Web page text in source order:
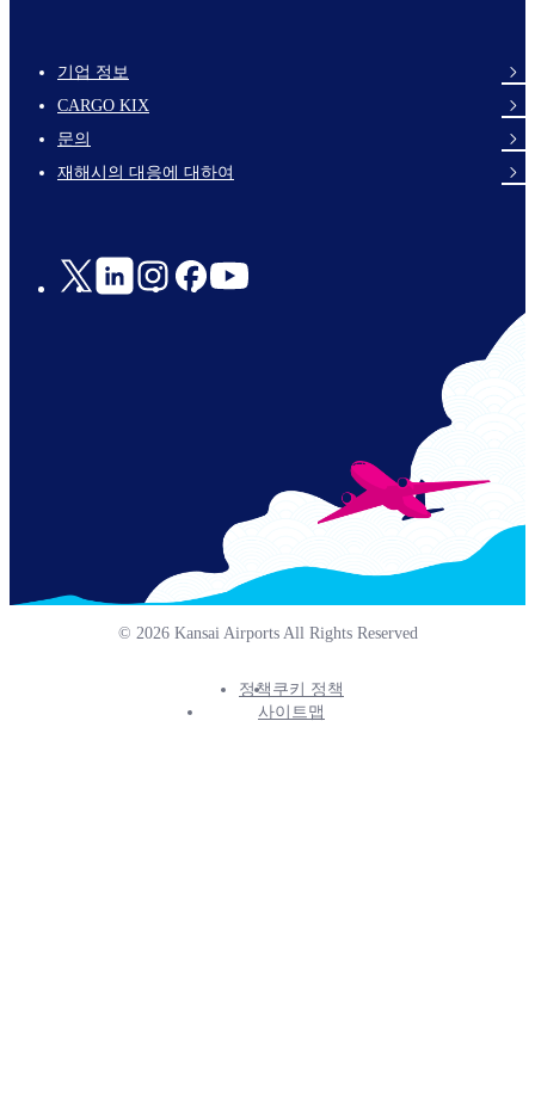
footer-
links-
en-
기업 정보
CARGO KIX
문의
재해시의 대응에 대하여
Social
© 2026 Kansai Airports All Rights Reserved
Footer
정책 쿠키 정책
사이트맵